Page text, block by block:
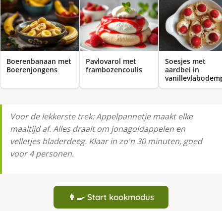
Boerenbanaan met
Boerenjongens
Pavlovarol met
frambozencoulis
Soesjes met
aardbei in
Voor de lekkerste trek: Appelpannetje maakt elke
maaltijd af. Alles draait om jonagoldappelen en
velletjes bladerdeeg. Klaar in zo'n 30 minuten, goed
voor 4 personen.
👩‍🍳 Start kookmodus